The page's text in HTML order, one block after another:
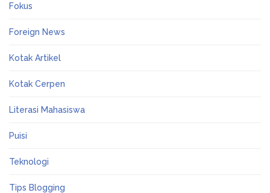
Fokus
Foreign News
Kotak Artikel
Kotak Cerpen
Literasi Mahasiswa
Puisi
Teknologi
Tips Blogging